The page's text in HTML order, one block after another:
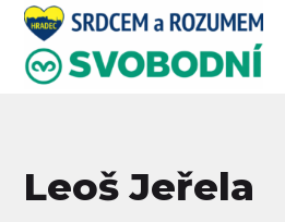
Leoš Jeřela